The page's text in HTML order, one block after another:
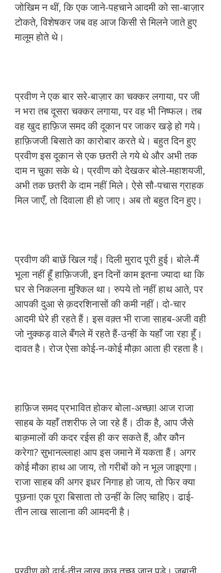
जोखिम न थीं, कि एक जाने-पहचाने आदमी को सा-बाज़ार
टोकते, विशेषकर जब वह आज किसी से मिलने जाते हुए
मालूम होते थे।
प्रवीण ने एक बार सरे-बाज़ार का चक्कर लगाया, पर जी
न भरा तब दूसरा चक्कर लगाया, पर वह भी निष्फल। तब
वह खुद हाफ़िज समद की दूकान पर जाकर खड़े हो गये।
हाफ़िजजी बिसाते का कारोबार करते थे। बहुत दिन हुए
प्रवीण इस दूकान से एक छतरी ले गये थे और अभी तक
दाम न चुका सके थे। प्रवीण को देखकर बोले-महाशयजी,
अभी तक छतरी के दाम नहीं मिले। ऐसे सौ-पचास ग्राहक
मिल जाएँ, तो दिवाला ही हो जाए। अब तो बहुत दिन हुए।
प्रवीण की बाछें खिल गईं। दिली मुराद पूरी हुई। बोले-मैं
भूला नहीं हूँ हाफ़िजजी, इन दिनों काम इतना ज्यादा था कि
घर से निकलना मुश्किल था। रुपये तो नहीं हाथ आते, पर
आपकी दुआ से क़दरशिनासों की कमी नहीं। दो-चार
आदमी घेरे ही रहते हैं। इस वक़्त भी राजा साहब-अजी वही
जो नुक्कड़ वाले बँगले में रहते हैं-उन्हीं के यहाँ जा रहा हूँ।
दावत है। रोज ऐसा कोई-न-कोई मौक़ा आता ही रहता है।
हाफ़िज समद प्रभावित होकर बोला-अच्छा! आज राजा
साहब के यहाँ तशरीफ ले जा रहे हैं। ठीक है, आप जैसे
बाक़मालों की कदर रईस ही कर सकते हैं, और कौन
करेगा? सुभानल्लाह! आप इस जमाने में यकता हैं। अगर
कोई मौका हाथ आ जाय, तो गरीबों को न भूल जाइएगा।
राजा साहब की अगर इधर निगाह हो जाय, तो फिर क्या
पूछना! एक पूरा बिसाता तो उन्हीं के लिए चाहिए। ढाई-
तीन लाख सालाना की आमदनी है।